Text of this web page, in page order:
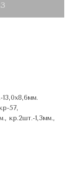
57,
кр.2шт.-1,3мм.,